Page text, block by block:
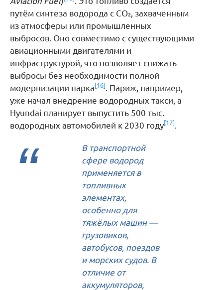
путём синтеза водорода с CO₂, захваченным
из атмосферы или промышленных
выбросов. Оно совместимо с существующими
авиационными двигателями и
инфраструктурой, что позволяет снижать
выбросы без необходимости полной
модернизации парка [16]
. Париж, например,
уже начал внедрение водородных такси, а
Hyundai планирует выпустить 500 тыс.
водородных автомобилей к 2030 году[17]
В транспортной
сфере водород
применяется в
топливных
элементах,
особенно для
тяжёлых машин —
грузовиков,
автобусов, поездов
и морских судов. В
отличие от
аккумуляторов,